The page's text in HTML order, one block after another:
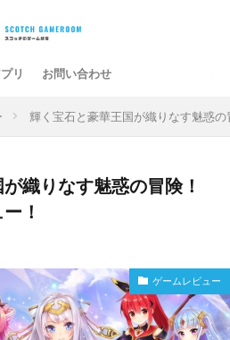
リ お問い合わせ
輝く宝石と豪華王国が織りなす魅惑
織りなす魅惑の冒険！
！
ゲームレビュー